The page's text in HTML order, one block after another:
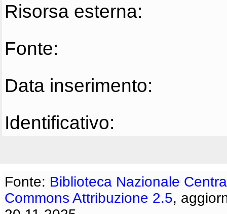
Risorsa esterna:
Fonte:
Data inserimento:
Identificativo:
Fonte: Biblioteca Nazionale
Commons Attribuzione 2.5,